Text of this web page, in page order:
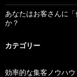
あなたはお客さんに
か？
カテゴリー
効率的な集客ノウハウ